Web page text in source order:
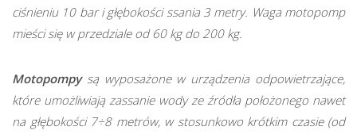
ciśnieniu 10 bar i głębokości ssania 3 metry. Waga motopomp
mieści się w przedziale od 60 kg do 200 kg.
Motopompysą wyposażone w urządzenia odpowietrzające,
które umożliwiają zassanie wody ze źródła położonego nawet
na głębokości 7÷8 metrów, w stosunkowo krótkim czasie (od